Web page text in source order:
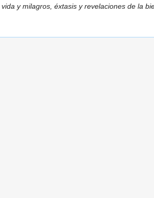
y milagros, éxtasis y revelaciones de la